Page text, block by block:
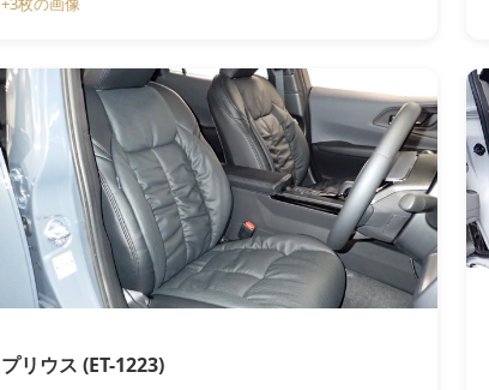
プリウス (ET-1223)